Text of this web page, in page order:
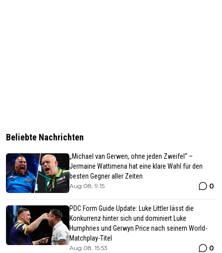
Beliebte Nachrichten
„Michael van Gerwen, ohne jeden Zweifel“ –
Jermaine Wattimena hat eine klare Wahl für den
besten Gegner aller Zeiten
Aug 08, 9:15 0
PDC Form Guide Update: Luke Littler lässt die
Konkurrenz hinter sich und dominiert Luke
Humphries und Gerwyn Price nach seinem World-
Matchplay-Titel
Aug 08, 15:53 0